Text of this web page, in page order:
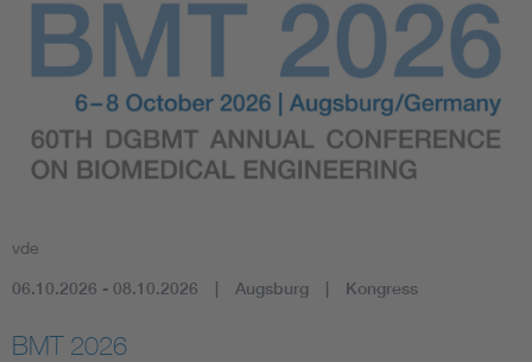
Standards
Weitere Themen
Assisted Living
Energy efficiency
vde
06.10.2026 - 08.10.2026 Augsburg Kongress
BMT 2026